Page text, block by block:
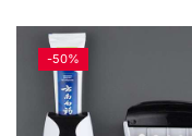
-50%